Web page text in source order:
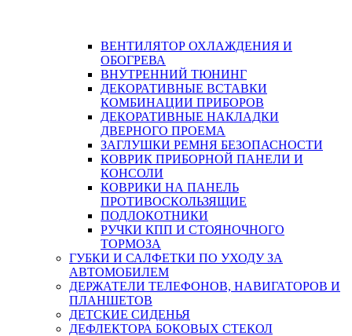
ВЕНТИЛЯТОР ОХЛАЖДЕНИЯ И
ОБОГРЕВА
ВНУТРЕННИЙ ТЮНИНГ
ДЕКОРАТИВНЫЕ ВСТАВКИ
КОМБИНАЦИИ ПРИБОРОВ
ДЕКОРАТИВНЫЕ НАКЛАДКИ
ДВЕРНОГО ПРОЕМА
ЗАГЛУШКИ РЕМНЯ БЕЗОПАСНОСТИ
КОВРИК ПРИБОРНОЙ ПАНЕЛИ И
КОНСОЛИ
КОВРИКИ НА ПАНЕЛЬ
ПРОТИВОСКОЛЬЗЯЩИЕ
ПОДЛОКОТНИКИ
РУЧКИ КПП И СТОЯНОЧНОГО
ТОРМОЗА
ГУБКИ И САЛФЕТКИ ПО УХОДУ ЗА
АВТОМОБИЛЕМ
ДЕРЖАТЕЛИ ТЕЛЕФОНОВ, НАВИГАТОРОВ И
ПЛАНШЕТОВ
ДЕТСКИЕ СИДЕНЬЯ
ДЕФЛЕКТОРА БОКОВЫХ СТЕКОЛ